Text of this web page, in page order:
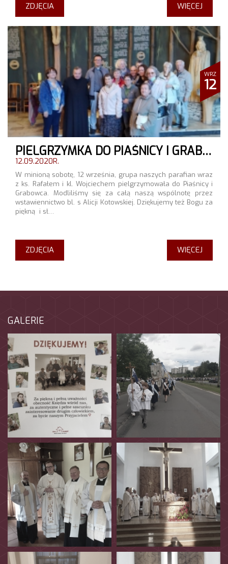
WIĘCEJ
ZDJĘCIA
WRZ
12
PIELGRZYMKA DO PIAŚNICY I GRABOWCA.
12.09.2020R.
W minioną sobotę, 12 września, grupa naszych parafian wraz
z ks. Rafałem i kl. Wojciechem pielgrzymowała do Piaśnicy i
Grabowca. Modliliśmy się za całą naszą wspólnotę przez
wstawiennictwo bl. s Alicji Kotowskiej. Dziękujemy też Bogu za
piękną i sł…
WIĘCEJ
ZDJĘCIA
GALERIE